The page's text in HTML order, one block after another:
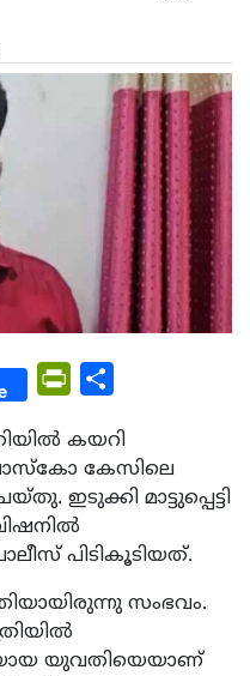
PrintFriendly
കയറി
പോസ്കോ കേസിലെ
ഇടുക്കി മാട്ടുപ്പെട്ടി
പിടികൂടിയത്.
സംഭവം.
യുവതിയെയാണ്